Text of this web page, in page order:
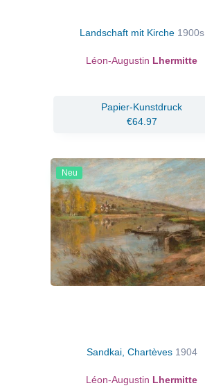
Landschaft mit Kirche 1900s
Léon-Augustin Lhermitte
Papier-Kunstdruck
€64.97
Neu
Sandkai, Chartèves 1904
Léon-Augustin Lhermitte